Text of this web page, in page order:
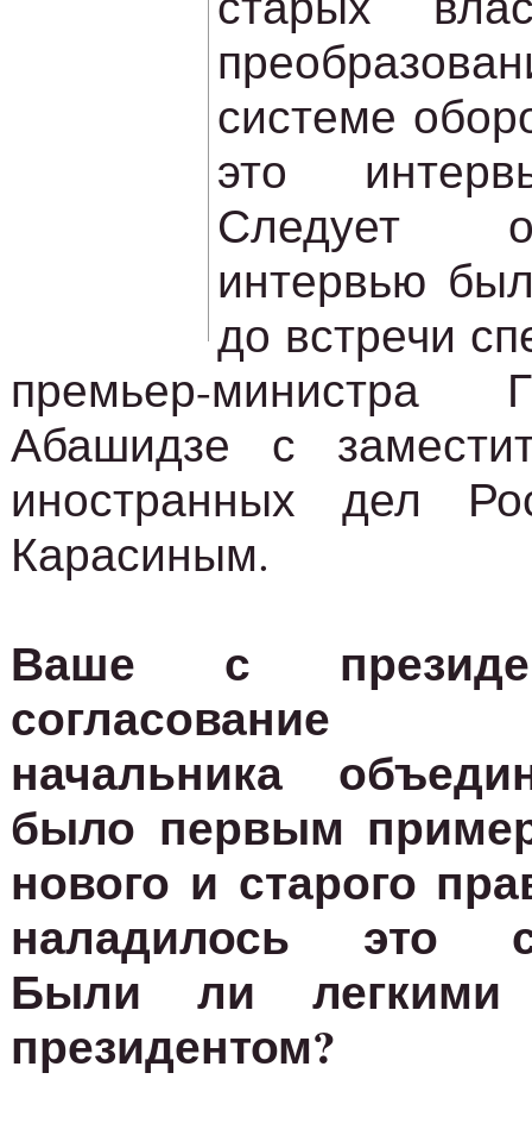
системе
это
Следует
интервью
до встречи
премьер-министра
Абашидзе с
иностранных дел
Карасиным.
Ваше с
согласование
начальника
было первым
нового и старого
наладилось это
Были ли легкими
президентом?